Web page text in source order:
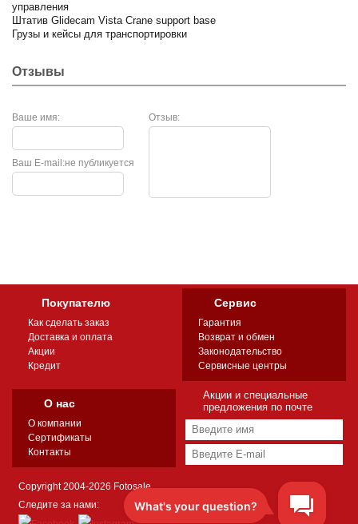
управления
Штатив Glidecam Vista Crane support base
Грузы и кейсы для транспортировки
Отзывы
Ваше имя: Отзыв:
не публикуется
Ваш E-mail:
Покупателю
Как сделать заказ
Доставка и оплата
Акции
Кредит
Сервис
Гарантия
Возврат и обмен
Законодательство
Сервисные центры
О нас
О компании
Сертификаты
Контакты
Акции и специальные
предложения по почте
Copyright 2004-2026 Fotosale
Следите за нами: